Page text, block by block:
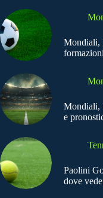
Mondiali,
Mondiali,
e
Paolini
dove